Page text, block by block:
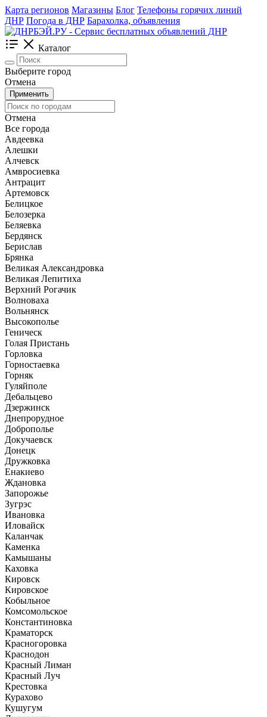
Карта регионов Магазины Блог Телефоны горячих линий
ДНР Погода в ДНР Барахолка, объявления
Каталог
Выберите город
Отмена
Применить
Отмена
Все города
Авдеевка
Алешки
Алчевск
Амвросиевка
Антрацит
Артемовск
Белицкое
Белозерка
Беляевка
Бердянск
Берислав
Брянка
Великая Александровка
Великая Лепитиха
Верхний Рогачик
Волноваха
Вольнянск
Высокополье
Геническ
Голая Пристань
Горловка
Горностаевка
Горняк
Гуляйполе
Дебальцево
Дзержинск
Днепрорудное
Доброполье
Докучаевск
Донецк
Дружковка
Енакиево
Ждановка
Запорожье
Зугрэс
Ивановка
Иловайск
Каланчак
Каменка
Камышаны
Каховка
Кировск
Кировское
Кобыльное
Комсомольское
Константиновка
Краматорск
Красногоровка
Краснодон
Красный Лиман
Красный Луч
Крестовка
Курахово
Кушугум